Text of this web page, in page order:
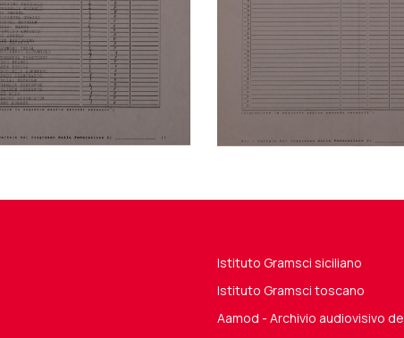
Istituto Gramsci siciliano
Istituto Gramsci toscano
Aamod - Archivio audiovisivo